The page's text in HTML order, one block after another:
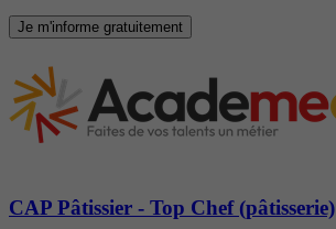
Je m'informe gratuitement
CAP Pâtissier - Top Chef (pâtisserie)